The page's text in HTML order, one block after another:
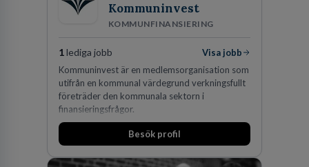
Kommuninvest
KOMMUNFINANSIERING
1lediga jobb
Visa jobb
Kommuninvest är en medlemsorganisation som
utifrån en kommunal värdegrund verkningsfullt
företräder den kommunala sektorn i
finansieringsfrågor.
Besök profil